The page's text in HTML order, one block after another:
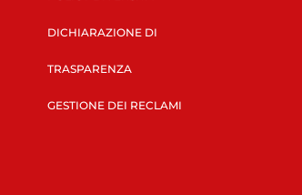
DICHIARAZIONE DI
TRASPARENZA
GESTIONE DEI RECLAMI